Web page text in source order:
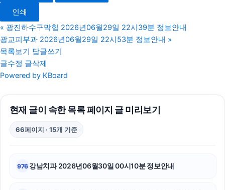
용인형사변호사
조정이혼
인쇄
« 광진하수구막힘 2026년06월29일 22시39분 정보안내
광교피부과 2026년06월29일 22시53분 정보안내 »
목록보기 답글쓰기
글수정 글삭제
Powered by KBoard
현재 글이 속한 목록 페이지 글 미리보기
66페이지 · 15개 기준
976 강남치과 2026년06월30일 00시10분 정보안내